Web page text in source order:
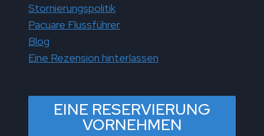
Stornierungspolitik
Pacuare Flussführer
Blog
Eine Rezension hinterlassen
EINE RESERVIERUNG
VORNEHMEN